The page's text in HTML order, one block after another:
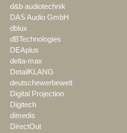
d&b audiotechnik
DAS Audio GmbH
dblux
dBTechnologies
DEAplus
delta-max
DetailKLANG
deutschewerbewelt
Digital Projection
Digitech
dimedis
DirectOut